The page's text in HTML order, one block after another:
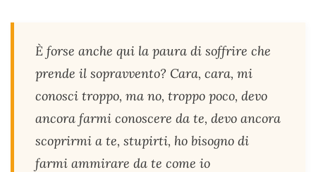
È forse anche qui la paura di soffrire che
prende il sopravvento? Cara, cara, mi
conosci troppo, ma no, troppo poco, devo
ancora farmi conoscere da te, devo ancora
scoprirmi a te, stupirti, ho bisogno di
farmi ammirare da te come io